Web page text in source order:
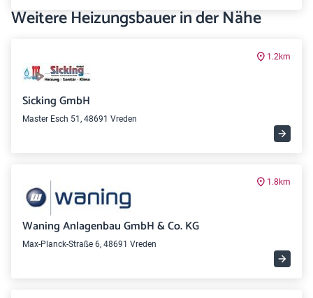
Weitere Heizungsbauer in der Nähe
1.2km
Sicking GmbH
Master Esch 51, 48691 Vreden
1.8km
Waning Anlagenbau GmbH & Co. KG
Max-Planck-Straße 6, 48691 Vreden